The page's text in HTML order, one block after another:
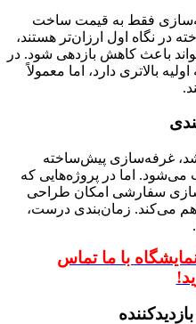
فقط به قیمت ساخت
در نگاه اول ارزان‌تر هستند،
باعث کاهش بازدهی شود. در
بالاتری دارد، اما معمولاً
غرفه‌سازی پیش‌ساخته
اما در پروژه‌هایی که
سفارشی امکان طراحی
می‌کند. زمان‌بندی درست،
با ما تماس